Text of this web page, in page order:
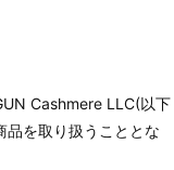
Cashmere LLC(以下
品を取り扱うこととな